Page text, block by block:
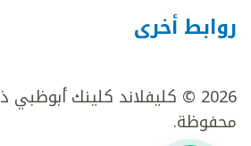
روابط أخرى
2026 © كليفلاند كلينك
محفوظة.